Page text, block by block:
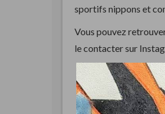
sportifs nippons et
Vous pouvez
le contacter sur